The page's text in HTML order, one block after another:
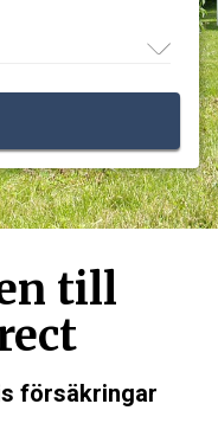
till
försäkringar